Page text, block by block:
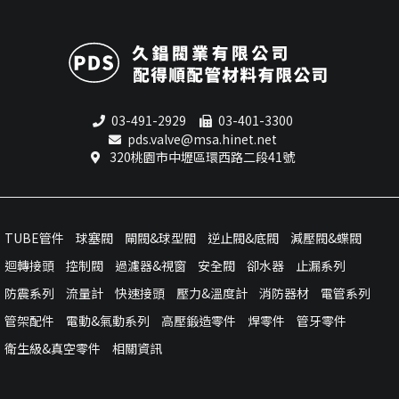
03-491-2929
03-401-3300
pds.valve@msa.hinet.net
320桃園市中壢區環西路二段41號
TUBE管件 球塞閥 閘閥&球型閥 逆止閥&底閥
減壓閥&蝶閥
迴轉接頭
控制閥 過濾器&視窗 安全閥 卻水器
止漏系列
防震系列
流量計 快速接頭 壓力&溫度計 消防器材
電管系列
管架配件
電動&氣動系列 高壓鍛造零件 焊零件
管牙零件
衛生級&真空零件
相關資訊